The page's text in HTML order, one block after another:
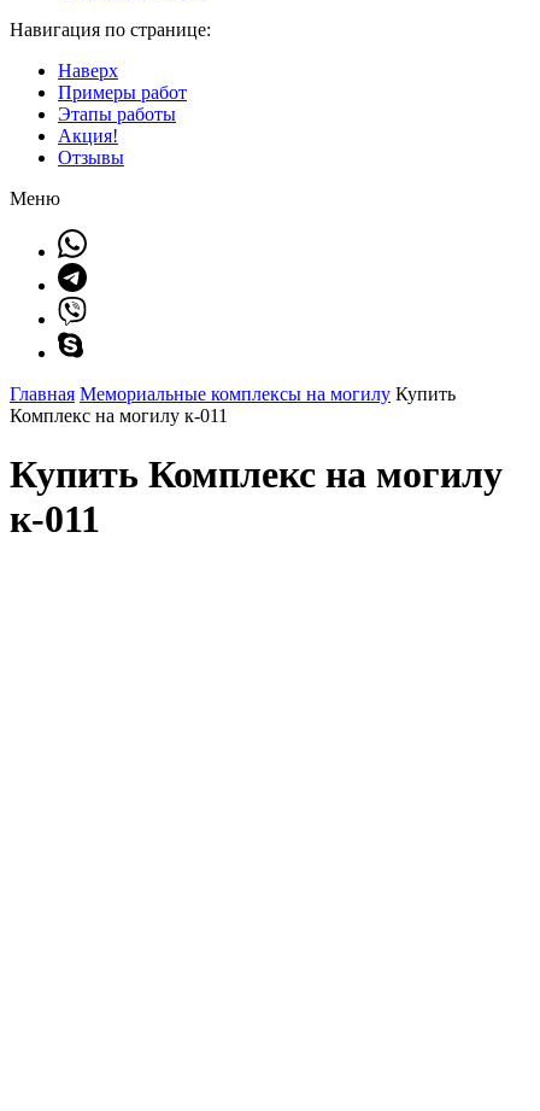
Навигация по странице:
Наверх
Примеры работ
Этапы работы
Акция!
Отзывы
Меню
Главная Мемориальные комплексы на могилу Купить
Комплекс на могилу к-011
Купить Комплекс на могилу
к-011